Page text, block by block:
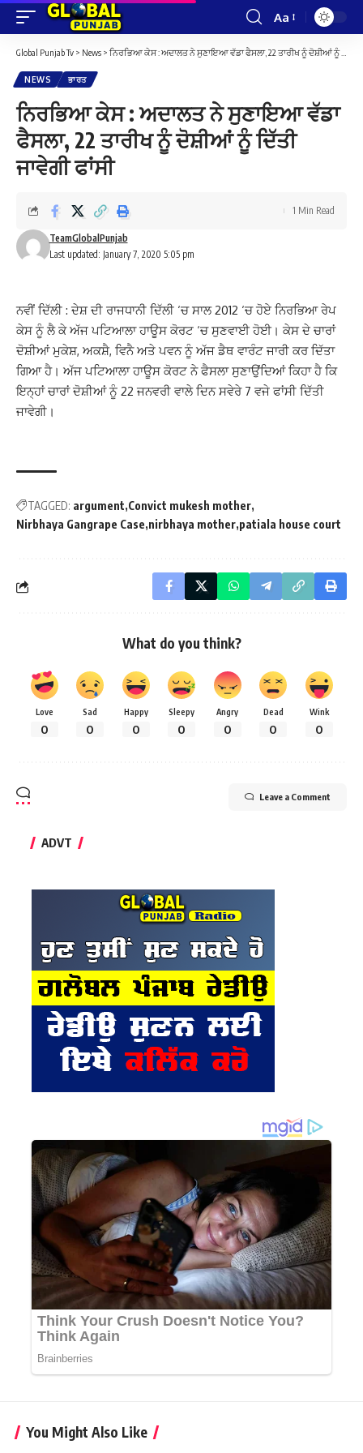
Font
Resizer
Aa
Global Punjab Tv > News > ਨਿਰਭਿਆ ਕੇਸ : ਅਦਾਲਤ ਨੇ ਸੁਣਾਇਆ ਵੱਡਾ ਫੈਸਲਾ, 22 ਤਾਰੀਖ ਨੂੰ ਦੋਸ਼ੀਆਂ ਨੂੰ ਦਿੱਤੀ ਜਾਵੇਗੀ ਫਾਂਸੀ
NEWS ਭਾਰਤ
ਨਿਰਭਿਆ ਕੇਸ : ਅਦਾਲਤ ਨੇ ਸੁਣਾਇਆ ਵੱਡਾ
ਫੈਸਲਾ, 22 ਤਾਰੀਖ ਨੂੰ ਦੋਸ਼ੀਆਂ ਨੂੰ ਦਿੱਤੀ
ਜਾਵੇਗੀ ਫਾਂਸੀ
Last updated: January 7, 2020 5:05 pm
TeamGlobalPunjab
1 Min Read
ਨਵੀਂ ਦਿੱਲੀ : ਦੇਸ਼ ਦੀ ਰਾਜਧਾਨੀ ਦਿੱਲੀ ‘ਚ ਸਾਲ 2012 ‘ਚ ਹੋਏ ਨਿਰਭਿਆ ਰੇਪ
ਕੇਸ ਨੂੰ ਲੈ ਕੇ ਅੱਜ ਪਟਿਆਲਾ ਹਾਊਸ ਕੋਰਟ ‘ਚ ਸੁਣਵਾਈ ਹੋਈ। ਕੇਸ ਦੇ ਚਾਰਾਂ
ਦੋਸ਼ੀਆਂ ਮੁਕੇਸ਼, ਅਕਸ਼ੈ, ਵਿਨੈ ਅਤੇ ਪਵਨ ਨੂੰ ਅੱਜ ਡੈਥ ਵਾਰੰਟ ਜਾਰੀ ਕਰ ਦਿੱਤਾ
ਗਿਆ ਹੈ। ਅੱਜ ਪਟਿਆਲਾ ਹਾਊਸ ਕੋਰਟ ਨੇ ਫੈਸਲਾ ਸੁਣਾਉਂਦਿਆਂ ਕਿਹਾ ਹੈ ਕਿ
ਇਨ੍ਹਾਂ ਚਾਰਾਂ ਦੋਸ਼ੀਆਂ ਨੂੰ 22 ਜਨਵਰੀ ਵਾਲੇ ਦਿਨ ਸਵੇਰੇ 7 ਵਜੇ ਫਾਂਸੀ ਦਿੱਤੀ
ਜਾਵੇਗੀ।
TAGGED: argument Convict mukesh mother
Nirbhaya Gangrape Case nirbhaya mother patiala house court
What do you think?
Love
0
Sad
0
Happy
0
Sleepy
0
Angry
0
Dead
0
Wink
0
Leave a Comment
ADVT
You Might Also Like